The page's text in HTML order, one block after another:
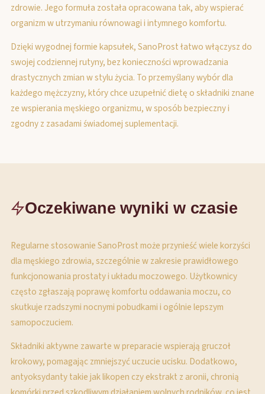
zdrowie. Jego formuła została opracowana tak, aby wspierać
organizm w utrzymaniu równowagi i intymnego komfortu.
Dzięki wygodnej formie kapsułek, SanoProst łatwo włączysz do
swojej codziennej rutyny, bez konieczności wprowadzania
drastycznych zmian w stylu życia. To przemyślany wybór dla
każdego mężczyzny, który chce uzupełnić dietę o składniki znane
ze wspierania męskiego organizmu, w sposób bezpieczny i
zgodny z zasadami świadomej suplementacji.
Oczekiwane wyniki w czasie
Regularne stosowanie SanoProst może przynieść wiele korzyści
dla męskiego zdrowia, szczególnie w zakresie prawidłowego
funkcjonowania prostaty i układu moczowego. Użytkownicy
często zgłaszają poprawę komfortu oddawania moczu, co
skutkuje rzadszymi nocnymi pobudkami i ogólnie lepszym
samopoczuciem.
Składniki aktywne zawarte w preparacie wspierają gruczoł
krokowy, pomagając zmniejszyć uczucie ucisku. Dodatkowo,
antyoksydanty takie jak likopen czy ekstrakt z aronii, chronią